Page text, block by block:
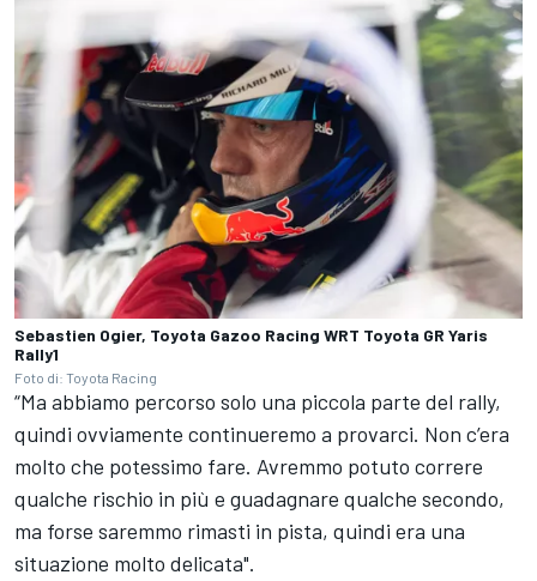
Sebastien Ogier, Toyota Gazoo Racing WRT Toyota GR Yaris
Rally1
Foto di: Toyota Racing
“Ma abbiamo percorso solo una piccola parte del rally,
quindi ovviamente continueremo a provarci. Non c’era
molto che potessimo fare. Avremmo potuto correre
qualche rischio in più e guadagnare qualche secondo,
ma forse saremmo rimasti in pista, quindi era una
situazione molto delicata".